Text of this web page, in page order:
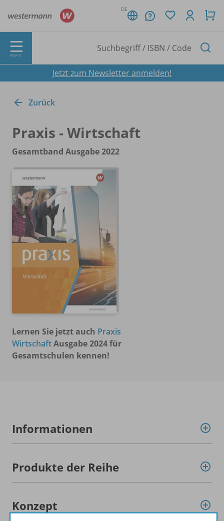
DE
MENÜ
Jetzt zum Newsletter anmelden!
Zurück
Praxis - Wirtschaft
Gesamtband Ausgabe 2022
Lernen Sie jetzt auch Praxis
WirtschaftAusgabe 2024 für
Gesamtschulen kennen!
Informationen
Produkte der Reihe
Konzept